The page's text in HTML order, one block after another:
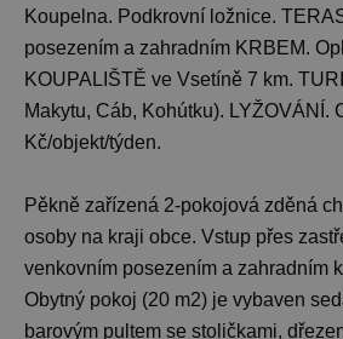
Koupelna. Podkrovní ložnice.
posezením a zahradním KRBEM.
KOUPALIŠTĚ ve Vsetíně 7 km.
Makytu, Cáb, Kohútku). LYŽOVÁNÍ.
Kč/objekt/týden.
Pěkně zařízená 2-pokojová zděná
osoby na kraji obce. Vstup přes
venkovním posezením a zahradním
Obytný pokoj (20 m2) je vybaven
barovým pultem se stoličkami,